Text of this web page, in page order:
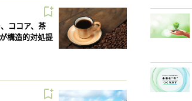
ココア、茶
構造的対処提